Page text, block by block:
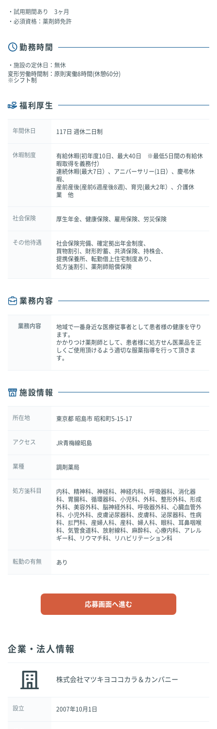
試用期間あり 3ヶ月
必須資格：薬剤師免許
勤務時間
施設の定休日：無休
変形労働時間制：原則実働8時間(休憩60分)
※シフト制
福利厚生
年間休日 117日 週休二日制
休暇制度
有給休暇(初年度10日、最大40日 ※最低5日間の有給休
暇取得を義務付）
連続休暇(最大7日）、アニバーサリー(1日）、慶弔休
暇、
産前産後(産前6週産後8週)、育児(最大2年）、介護休
業 他
社会保険 厚生年金、健康保険、雇用保険、労災保険
その他待遇
社会保険完備、確定拠出年金制度、
買物割引、財形貯蓄、共済保険、持株会、
提携保養所、転勤借上住宅制度あり、
処方箋割引、薬剤師賠償保険
業務内容
業務内容
地域で一番身近な医療従事者として患者様の健康を守り
ます。
かかりつけ薬剤師として、患者様に処方せん医薬品を正
しくご使用頂けるよう適切な服薬指導を行って頂きま
す。
施設情報
所在地 東京都 昭島市 昭和町5-15-17
アクセス JR青梅線昭島
業種 調剤薬局
処方箋科目
内科、精神科、神経科、神経内科、呼吸器科、消化器
科、胃腸科、循環器科、小児科、外科、整形外科、形成
外科、美容外科、脳神経外科、呼吸器外科、心臓血管外
科、小児外科、皮膚泌尿器科、皮膚科、泌尿器科、性病
科、肛門科、産婦人科、産科、婦人科、眼科、耳鼻咽喉
科、気管食道科、放射線科、麻酔科、心療内科、アレル
ギー科、リウマチ科、リハビリテーション科
転勤の有無 あり
応募画面へ進む
企業・法人情報
株式会社マツキヨココカラ＆カンパニー
設立 2007年10月1日